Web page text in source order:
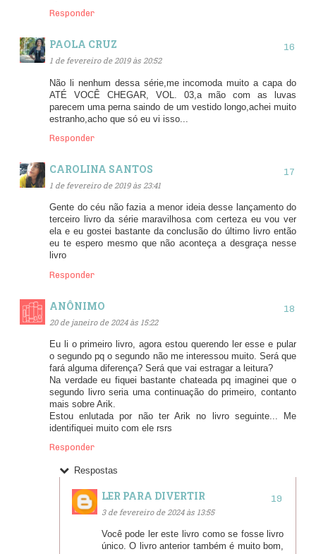
Responder
PAOLA CRUZ
1 de fevereiro de 2019 às 20:52
Não li nenhum dessa série,me incomoda muito a capa do
ATÉ VOCÊ CHEGAR, VOL. 03,a mão com as luvas
parecem uma perna saindo de um vestido longo,achei muito
estranho,acho que só eu vi isso...
Responder
CAROLINA SANTOS
1 de fevereiro de 2019 às 23:41
Gente do céu não fazia a menor ideia desse lançamento do
terceiro livro da série maravilhosa com certeza eu vou ver
ela e eu gostei bastante da conclusão do último livro então
eu te espero mesmo que não aconteça a desgraça nesse
livro
Responder
ANÔNIMO
20 de janeiro de 2024 às 15:22
Eu li o primeiro livro, agora estou querendo ler esse e pular
o segundo pq o segundo não me interessou muito. Será que
fará alguma diferença? Será que vai estragar a leitura?
Na verdade eu fiquei bastante chateada pq imaginei que o
segundo livro seria uma continuação do primeiro, contanto
mais sobre Arik.
Estou enlutada por não ter Arik no livro seguinte... Me
identifiquei muito com ele rsrs
Responder
Respostas
LER PARA DIVERTIR
3 de fevereiro de 2024 às 13:55
Você pode ler este livro como se fosse livro
único. O livro anterior também é muito bom,